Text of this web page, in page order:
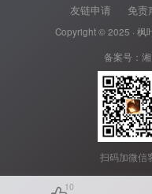
友链申请 免责
Copyright © 2025 · 枫
备案号：
扫码加微信
10